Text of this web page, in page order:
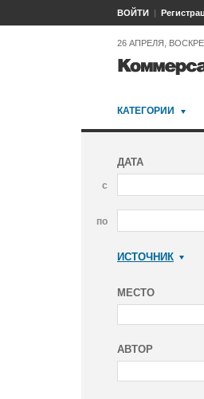
ВОЙТИ
26 АПРЕЛЯ,
КАТЕГОРИИ
ДАТА
с
по
ИСТОЧНИК
МЕСТО
АВТОР